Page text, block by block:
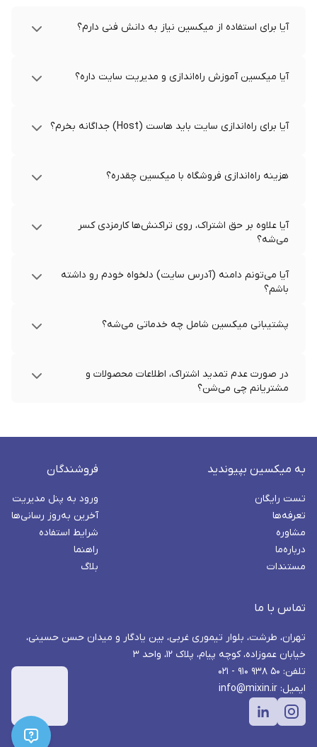
آیا برای استفاده از میکسین نیاز به دانش فنی دارم؟
آیا میکسین آموزش راه‌اندازی و مدیریت سایت داره؟
آیا برای راه‌اندازی سایت باید هاست (Host) جداگانه بخرم؟
هزینه راه‌اندازی فروشگاه با میکسین چقدره؟
آیا علاوه بر حق اشتراک، روی تراکنش‌ها کارمزدی کسر
می‌شه؟
آیا می‌تونم دامنه (آدرس سایت) دلخواه خودم رو داشته
باشم؟
پشتیبانی میکسین شامل چه خدماتی می‌شه؟
در صورت عدم تمدید اشتراک، اطلاعات محصولات و
مشتریانم چی می‌شن؟
به میکسین بپیوندید
تست رایگان
تعرفه‌ها
مشاوره
درباره‌ما
مستندات
فروشندگان
ورود به پنل مدیریت
آخرین به‌روز رسانی‌ها
شرایط استفاده
راهنما
بلاگ
تماس با ما
تهران، طرشت، بلوار تیموری غربی، بین یادگار و میدان حسن حسینی،
خیابان عموزاده، کوچه پیام، پلاک ۱۲، واحد ۳
تلفن: ۵۰ ۹۳۸ ۹۱۰ - ۰۲۱
ایمیل: info@mixin.ir